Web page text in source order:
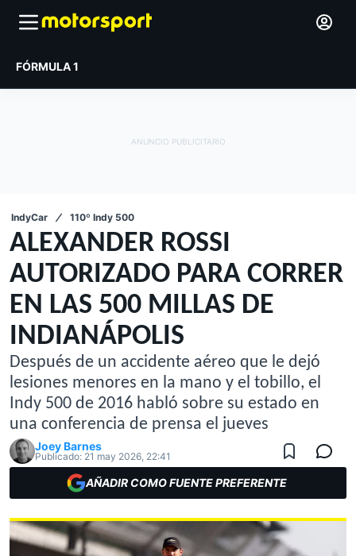
FÓRMULA 1
IndyCar 110º Indy 500
ALEXANDER ROSSI
AUTORIZADO PARA CORRER
EN LAS 500 MILLAS DE
INDIANÁPOLIS
Después de un accidente aéreo que le dejó
lesiones menores en la mano y el tobillo, el
Indy 500 de 2016 habló sobre su estado en
una conferencia de prensa el jueves
Joey Barnes
Publicado: 21 may 2026, 22:41
AÑADIR COMO FUENTE PREFERENTE